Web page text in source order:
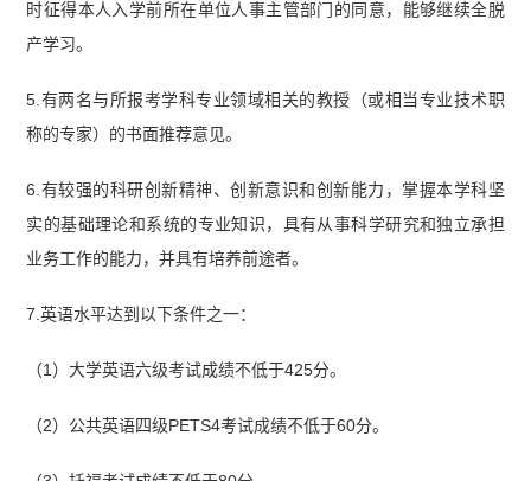
时征得本人入学前所在单位人事主管部门的同意，能够继续全脱
产学习。
5.有两名与所报考学科专业领域相关的教授（或相当专业技术职
称的专家）的书面推荐意见。
6.有较强的科研创新精神、创新意识和创新能力，掌握本学科坚
实的基础理论和系统的专业知识，具有从事科学研究和独立承担
业务工作的能力，并具有培养前途者。
7.英语水平达到以下条件之一：
（1）大学英语六级考试成绩不低于425分。
（2）公共英语四级PETS4考试成绩不低于60分。